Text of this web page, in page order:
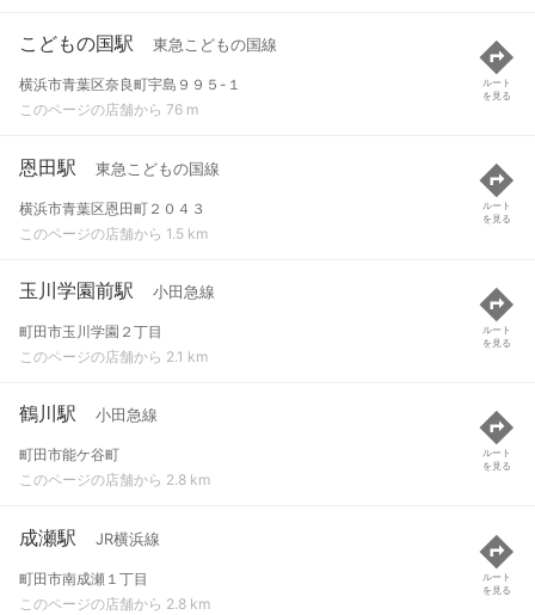
こどもの国駅 東急こどもの国線
横浜市青葉区奈良町宇島９９５-１
このページの店舗から 76 m
ルート
を見る
恩田駅 東急こどもの国線
横浜市青葉区恩田町２０４３
このページの店舗から 1.5 km
ルート
を見る
玉川学園前駅 小田急線
町田市玉川学園２丁目
このページの店舗から 2.1 km
ルート
を見る
鶴川駅 小田急線
町田市能ケ谷町
このページの店舗から 2.8 km
ルート
を見る
成瀬駅 JR横浜線
町田市南成瀬１丁目
このページの店舗から 2.8 km
ルート
を見る